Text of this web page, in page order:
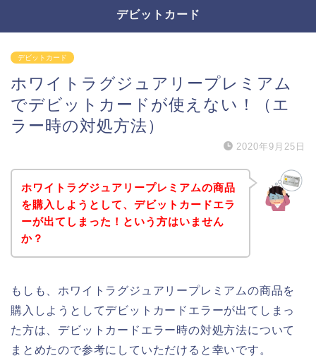
デビットカード
デビットカード
ホワイトラグジュアリープレミアム
でデビットカードが使えない！（エ
ラー時の対処方法）
2020年9月25日
ホワイトラグジュアリープレミアムの商品
を購入しようとして、デビットカードエラ
ーが出てしまった！という方はいません
か？
もしも、ホワイトラグジュアリープレミアムの商品を
購入しようとしてデビットカードエラーが出てしまっ
た方は、デビットカードエラー時の対処方法について
まとめたので参考にしていただけると幸いです。